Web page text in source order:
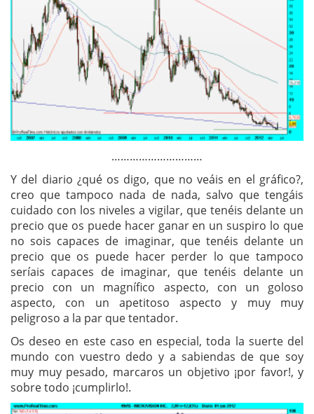
…………………………
Y del diario ¿qué os digo, que no veáis en el gráfico?,
creo que tampoco nada de nada, salvo que tengáis
cuidado con los niveles a vigilar, que tenéis delante un
precio que os puede hacer ganar en un suspiro lo que
no sois capaces de imaginar, que tenéis delante un
precio que os puede hacer perder lo que tampoco
seríais capaces de imaginar, que tenéis delante un
precio con un magnífico aspecto, con un goloso
aspecto, con un apetitoso aspecto y muy muy
peligroso a la par que tentador.
Os deseo en este caso en especial, toda la suerte del
mundo con vuestro dedo y a sabiendas de que soy
muy muy pesado, marcaros un objetivo ¡por favor!, y
sobre todo ¡cumplirlo!.